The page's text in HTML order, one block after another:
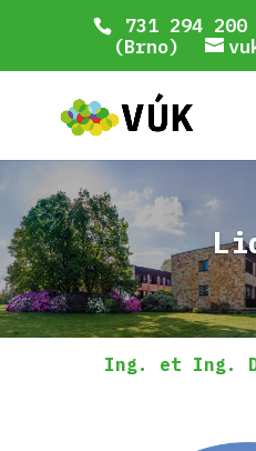
731 294
(Brno)
Ing. et Ing.